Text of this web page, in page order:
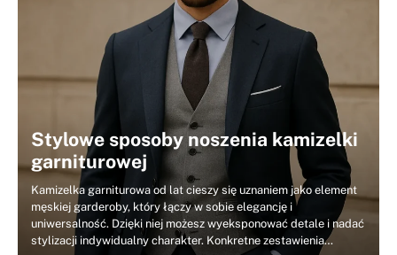
Stylowe sposoby noszenia kamizelki
garniturowej
Kamizelka garniturowa od lat cieszy się uznaniem jako element
męskiej garderoby, który łączy w sobie elegancję i
uniwersalność. Dzięki niej możesz wyeksponować detale i nadać
stylizacji indywidualny charakter. Konkretne zestawienia…